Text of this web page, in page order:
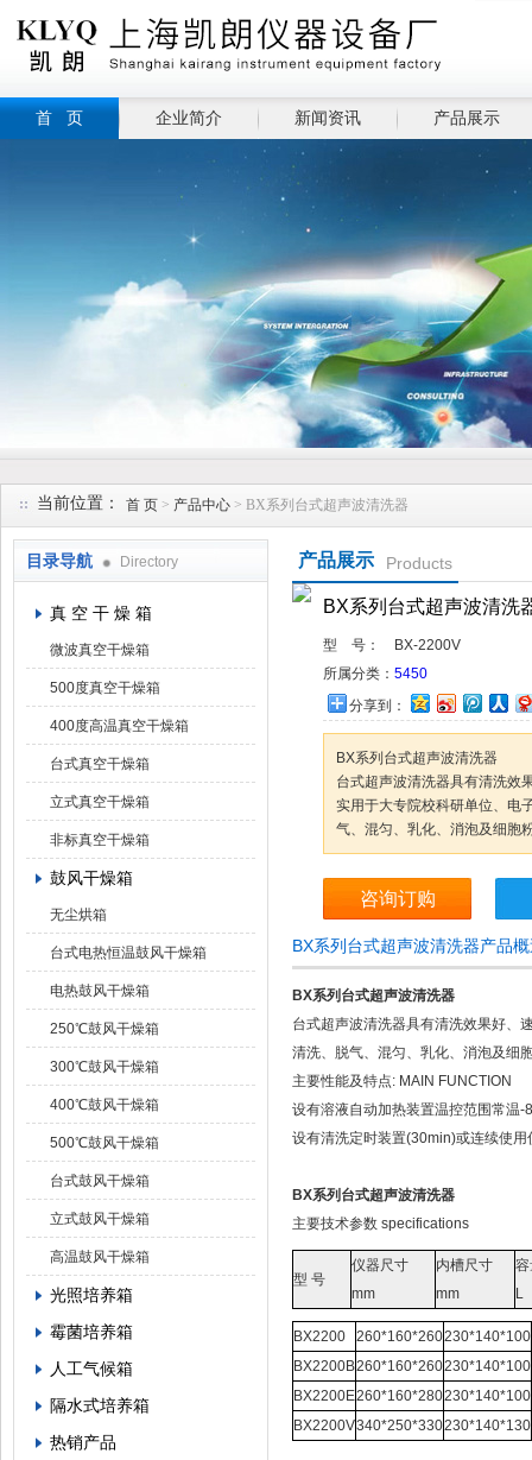
首 页 企业简介 新闻资讯 产品展示
当前位置： 首 页 > 产品中心 > BX系列台式超声波清洗器
目录导航 Directory
真 空 干 燥 箱
微波真空干燥箱
500度真空干燥箱
400度高温真空干燥箱
台式真空干燥箱
立式真空干燥箱
非标真空干燥箱
鼓风干燥箱
无尘烘箱
台式电热恒温鼓风干燥箱
电热鼓风干燥箱
250℃鼓风干燥箱
300℃鼓风干燥箱
400℃鼓风干燥箱
500℃鼓风干燥箱
台式鼓风干燥箱
立式鼓风干燥箱
高温鼓风干燥箱
光照培养箱
霉菌培养箱
人工气候箱
隔水式培养箱
热销产品
产品展示 Products
BX系列台式超声波清洗
型 号：
BX-2200V
所属分类： 5450
分享到：
BX系列台式超声波清洗器
台式超声波清洗器具有清洗效
实用于大专院校科研单位、电
气、混匀、乳化、消泡及细胞
咨询订购
BX系列台式超声波清洗器产品
BX系列台式超声波清洗器
台式超声波清洗器具有清洗效果好、
清洗、脱气、混匀、乳化、消泡及细
主要性能及特点: MAIN FUNCTION
设有溶液自动加热装置温控范围
设有清洗定时装置(30min)或连
BX系列台式超声波清洗器
主要技术参数 specifications
型 号
仪器尺寸
mm
内槽尺寸
mm
L
BX2200 260*160*260230*140*100
BX2200B260*160*260230*140*100
BX2200E260*160*280230*140*100
BX2200V340*250*330230*140*130